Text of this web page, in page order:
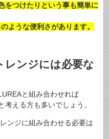
をつけたりという事も簡単に
ような便利さがあります。
レンジには必要な
と組み合わせれば
える方も多いでしょう。
ンジに組み合わせる必要は